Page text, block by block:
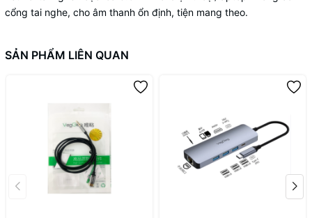
cổng tai nghe, cho âm thanh ổn định, tiện mang theo.
SẢN PHẨM LIÊN QUAN